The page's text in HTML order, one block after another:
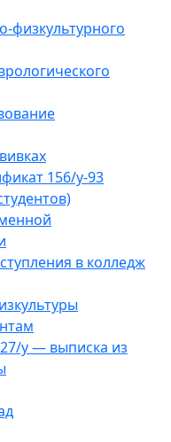
физкультурного
156/у-93
в колледж
у — выписка из